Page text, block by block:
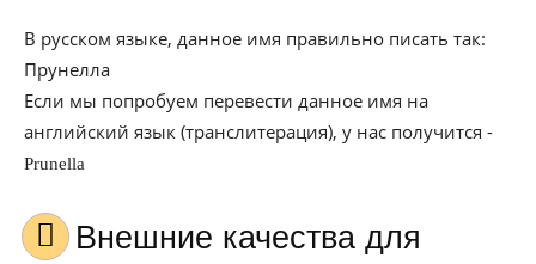
В русском языке, данное имя правильно писать так:
Прунелла
Если мы попробуем перевести данное имя на
английский язык (транслитерация), у нас получится -
Prunella
Внешние качества для